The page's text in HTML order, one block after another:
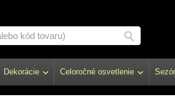
Dekorácie Celoročné osvetlenie